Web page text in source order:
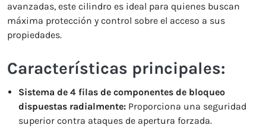
avanzadas, este cilindro es ideal para quienes buscan
máxima protección y control sobre el acceso a sus
propiedades.
Características principales:
Sistema de 4 filas de componentes de bloqueo
dispuestas radialmente: Proporciona una seguridad
superior contra ataques de apertura forzada.